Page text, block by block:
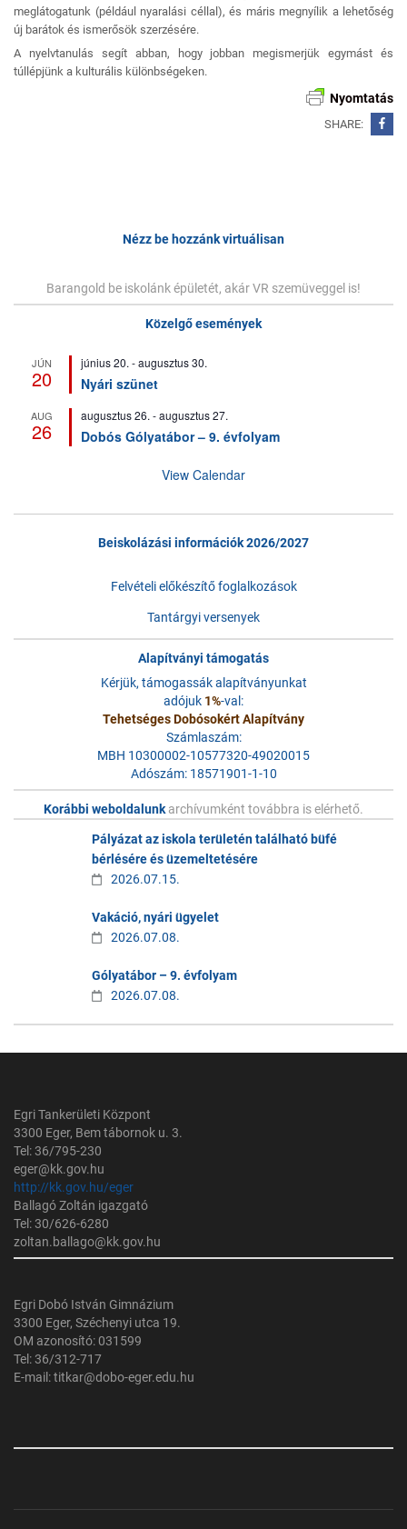
meglátogatunk (például nyaralási céllal), és máris megnyílik a lehetőség
új barátok és ismerősök szerzésére.
A nyelvtanulás segít abban, hogy jobban megismerjük egymást és
túllépjünk a kulturális különbségeken.
Nyomtatás
SHARE:
Nézz be hozzánk virtuálisan
Barangold be iskolánk épületét, akár VR szemüveggel is!
Közelgő események
JÚN
20
június 20. -augusztus 30.
Nyári szünet
AUG
26
augusztus 26. -augusztus 27.
Dobós Gólyatábor – 9. évfolyam
View Calendar
Beiskolázási információk 2026/2027
Felvételi előkészítő foglalkozások
Tantárgyi versenyek
Alapítványi támogatás
Kérjük, támogassák alapítványunkat
adójuk 1%-val:
Tehetséges Dobósokért Alapítvány
Számlaszám:
MBH 10300002-10577320-49020015
Adószám: 18571901-1-10
Korábbi weboldalunk archívumként továbbra is elérhető.
Pályázat az iskola területén található büfé
bérlésére és üzemeltetésére
2026.07.15.
Vakáció, nyári ügyelet
2026.07.08.
Gólyatábor – 9. évfolyam
2026.07.08.
Egri Tankerületi Központ
3300 Eger, Bem tábornok u. 3.
Tel: 36/795-230
eger@kk.gov.hu
http://kk.gov.hu/eger
Ballagó Zoltán igazgató
Tel: 30/626-6280
zoltan.ballago@kk.gov.hu
Egri Dobó István Gimnázium
3300 Eger, Széchenyi utca 19.
OM azonosító: 031599
Tel: 36/312-717
E-mail: titkar@dobo-eger.edu.hu